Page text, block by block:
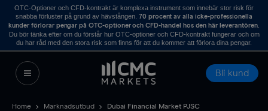
OTC-Optioner och CFD-kontrakt är komplexa instrument som innebär stor risk för
snabba förluster på grund av hävstången. 70 procent av alla icke-professionella
kunder förlorar pengar på OTC-optioner och CFD-handel hos den här leverantören.
Du bör tänka efter om du förstår hur OTC-optioner och CFD-kontrakt fungerar och om
du har råd med den stora risk som finns för att du kommer att förlora dina pengar.
Bli kund
Home Marknadsutbud Dubai Financial Market PJSC